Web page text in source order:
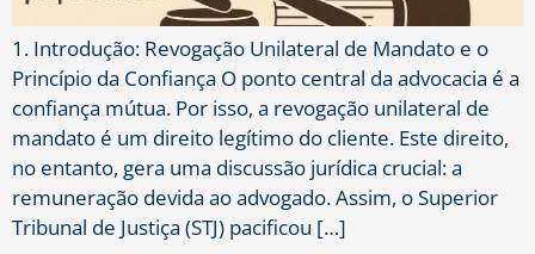
1. Introdução: Revogação Unilateral de Mandato e o
Princípio da Confiança O ponto central da advocacia é a
confiança mútua. Por isso, a revogação unilateral de
mandato é um direito legítimo do cliente. Este direito,
no entanto, gera uma discussão jurídica crucial: a
remuneração devida ao advogado. Assim, o Superior
Tribunal de Justiça (STJ) pacificou […]